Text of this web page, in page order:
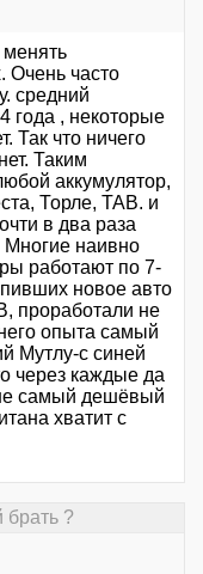
менять
Очень часто
средний
года , некоторые
Так что ничего
Таким
аккумулятор,
Торле, ТАВ. и
в два раза
наивно
работают по 7-
новое авто
проработали не
опыта самый
Мутлу-с синей
через каждые да
самый дешёвый
хватит с
брать ?